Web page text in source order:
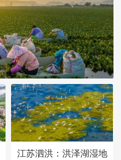
江苏泗洪：洪泽湖湿地